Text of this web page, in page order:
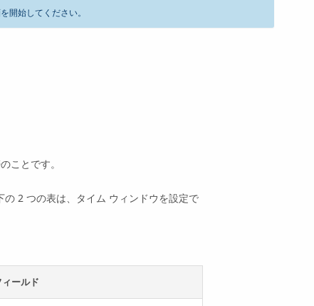
開始してください。
ことです。
2 つの表は、タイム ウィンドウを設定で
ールド